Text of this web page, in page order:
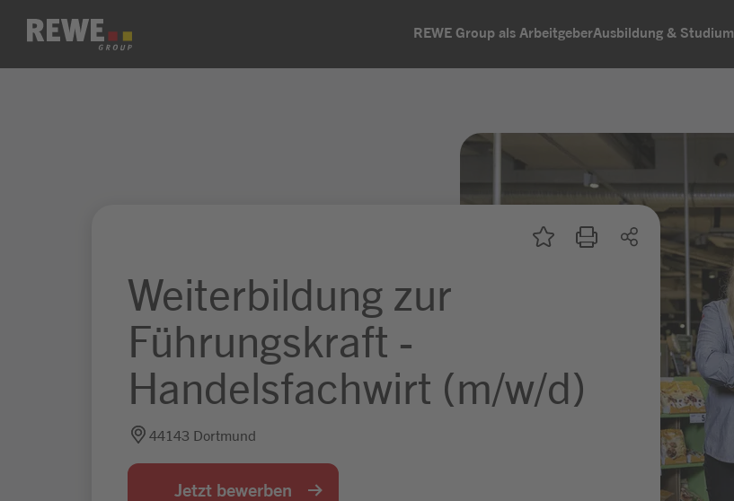
Zum Inhalt springen REWE Group als ArbeitgeberAusbildung & Studium
Weiterbildung zur
Führungskraft -
Handelsfachwirt (m/w/d)
44143 Dortmund
Jetzt bewerben